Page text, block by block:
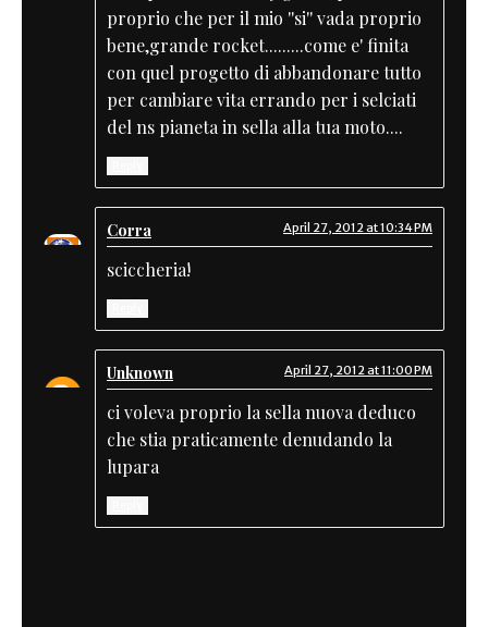
proprio che per il mio ''si'' vada proprio
bene,grande rocket.........come e' finita
con quel progetto di abbandonare tutto
per cambiare vita errando per i selciati
del ns pianeta in sella alla tua moto....
Corra April 27, 2012 at 10:34 PM
sciccheria!
Unknown April 27, 2012 at 11:00 PM
ci voleva proprio la sella nuova deduco
che stia praticamente denudando la
lupara